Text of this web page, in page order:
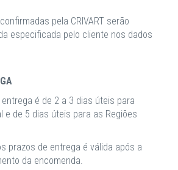
pela CRIVART serão
especificada pelo cliente nos dados
é de 2 a 3 dias úteis para
e de 5 dias úteis para as Regiões
prazos de entrega é válida após a
da encomenda.